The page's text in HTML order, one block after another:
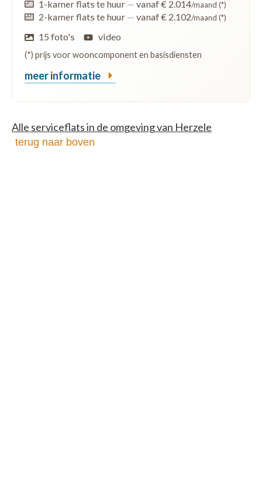
1-kamer flats te huur — vanaf € 2.014/maand (*)
2-kamer flats te huur — vanaf € 2.102/maand (*)
15 foto's video
(*) prijs voor wooncomponent en basisdiensten
meer informatie
Alle serviceflats in de omgeving van Herzele
terug naar boven